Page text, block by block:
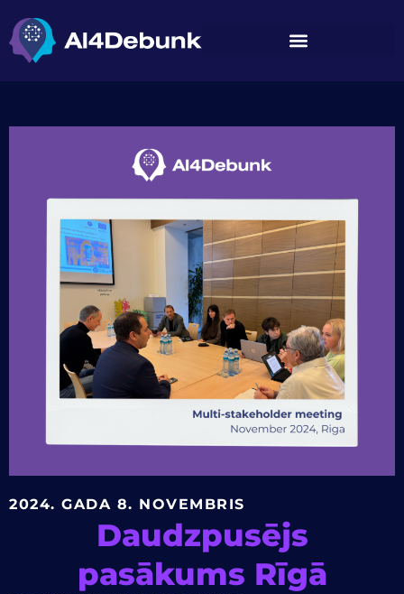
2024. GADA 8. NOVEMBRIS
Daudzpusējs
pasākums Rīgā